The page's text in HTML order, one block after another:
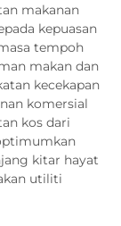
makanan
kepuasan
tempoh
makan dan
kecekapan
komersial
kos dari
kitar hayat
utiliti